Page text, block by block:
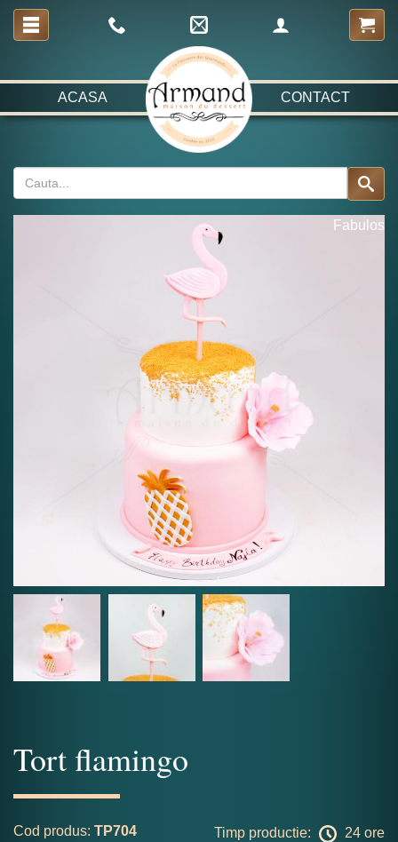
ACASA CONTACT
Fabulos
Tort flamingo
Cod produs: TP704 Timp productie: 24 ore